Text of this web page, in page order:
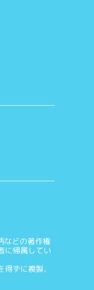
などの著作権
に帰属してい
ずに複製、